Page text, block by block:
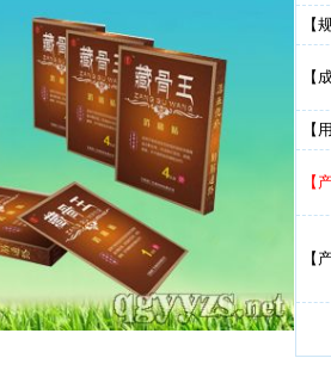
【
【
【